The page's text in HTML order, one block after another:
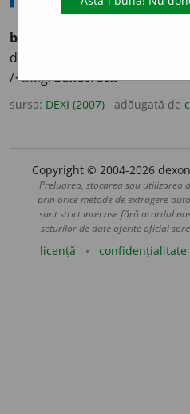
bernev
din stofa groasă; ițari. • și
/<bulg.benevreci.
sursa: DEXI (2007) adăugată de
Copyright © 2004-2026
Preluarea, stocarea sau utilizarea
prin orice metode de extragere
sunt strict interzise fără acordul
seturilor de date oferite oficial
licență confidențialitate